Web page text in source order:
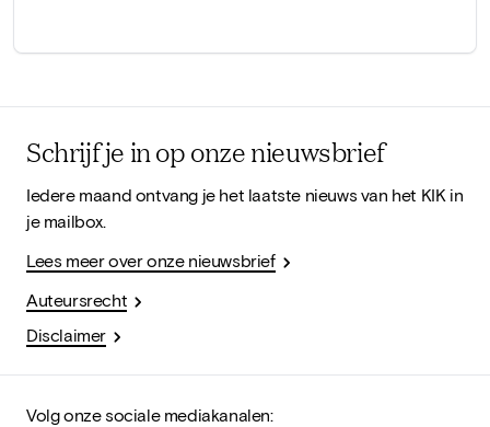
Schrijf je in op onze nieuwsbrief
Iedere maand ontvang je het laatste nieuws van het KIK in
je mailbox.
Lees meer over onze nieuwsbrief
Auteursrecht
Disclaimer
Volg onze sociale mediakanalen: